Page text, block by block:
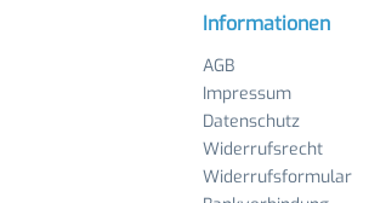
Informationen
AGB
Impressum
Datenschutz
Widerrufsrecht
Widerrufsformular